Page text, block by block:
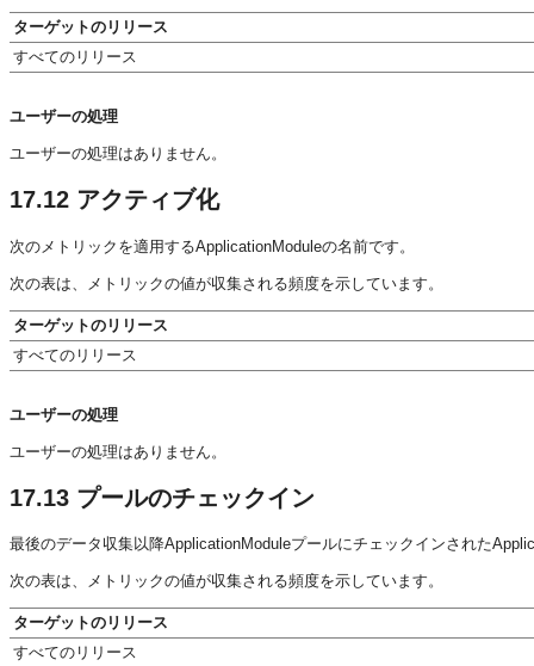
ターゲットのリリース
すべてのリリース
ユーザーの処理
ユーザーの処理はありません。
17.12 アクティブ化
次のメトリックを適用するApplicationModuleの名前です。
次の表は、メトリックの値が収集される頻度を示しています。
ターゲットのリリース
すべてのリリース
ユーザーの処理
ユーザーの処理はありません。
17.13 プールのチェックイン
最後のデータ収集以降ApplicationModuleプールにチェックインされた
次の表は、メトリックの値が収集される頻度を示しています。
ターゲットのリリース
すべてのリリース